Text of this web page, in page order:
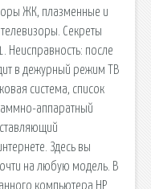
ЖК, плазменные и
Секреты
Неисправность: после
в дежурный режим ТВ
сиcтема, список
аппаратный
Здесь вы
на любую модель. В
компьютера HP